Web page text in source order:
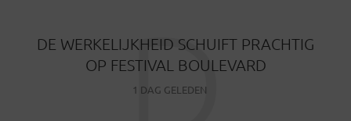
DE WERKELIJKHEID SCHUIFT PRACHTIG
OP FESTIVAL BOULEVARD
1 DAG GELEDEN
D